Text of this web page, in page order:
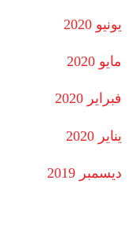
يونيو 2020
مايو 2020
فبراير 2020
يناير 2020
ديسمبر 2019